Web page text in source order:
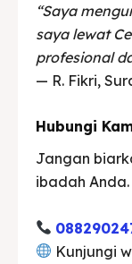
“Saya
saya lewat
profesional
— R. Fikri,
Hubungi
Jangan
ibadah
Kunjungi